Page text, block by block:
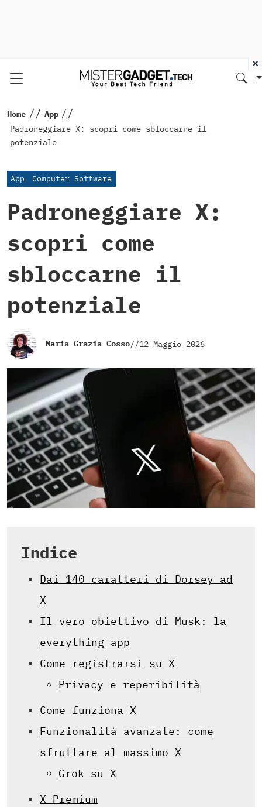
Home // App //
Padroneggiare X: scopri come sbloccarne il
potenziale
App Computer Software
Padroneggiare X:
scopri come
sbloccarne il
potenziale
Maria Grazia Cosso//12 Maggio 2026
Indice
Dai 140 caratteri di Dorsey ad
X
Il vero obiettivo di Musk: la
everything app
Come registrarsi su X
Privacy e reperibilità
Come funziona X
Funzionalità avanzate: come
sfruttare al massimo X
Grok su X
X Premium
×